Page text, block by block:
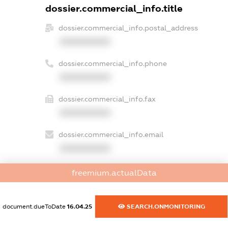
dossier.commercial_info.title
dossier.commercial_info.postal_address
dossier.commercial_info.phone
dossier.commercial_info.fax
dossier.commercial_info.email
dossier.commercial_info.website
XXXXXXXXXX
dossier.commercial_info.activity
XXXXXXXXXX
freemium.actualData
document.dueToDate 16.04.25 SEARCH.ONMONITORING